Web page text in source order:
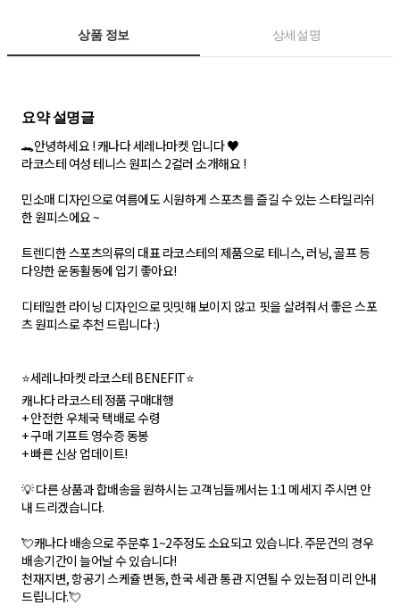
상품 정보 상세설명
요약 설명글
🐊 안녕하세요 ! 캐나다 세레나마켓 입니다 ♥
라코스테 여성 테니스 원피스 2컬러 소개해요 !
민소매 디자인으로 여름에도 시원하게 스포츠를 즐길 수 있는 스타일리쉬
한 원피스에요 ~
트렌디한 스포츠의류의 대표 라코스테의 제품으로 테니스, 러닝, 골프 등
다양한 운동활동에 입기 좋아요!
디테일한 라이닝 디자인으로 밋밋해 보이지 않고 핏을 살려줘서 좋은 스포
츠 원피스로 추천 드립니다 :)
⭐세레나마켓 라코스테 BENEFIT⭐
캐나다 라코스테 정품 구매대행
+ 안전한 우체국 택배로 수령
+ 구매 기프트 영수증 동봉
+ 빠른 신상 업데이트!
💡 다른 상품과 합배송을 원하시는 고객님들께서는 1:1 메세지 주시면 안
내 드리겠습니다.
💘캐나다 배송으로 주문후 1~2주정도 소요되고 있습니다. 주문건의 경우
배송기간이 늘어날 수 있습니다!
천재지변, 항공기 스케쥴 변동, 한국 세관 통관 지연될 수 있는점 미리 안내
드립니다.💘